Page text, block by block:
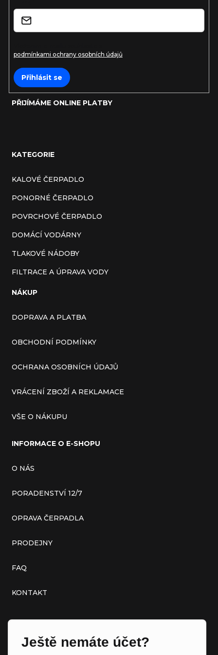
podmínkami ochrany osobních údajů
Přihlásit se
PŘIJÍMÁME ONLINE PLATBY
KATEGORIE
KALOVÉ ČERPADLO
PONORNÉ ČERPADLO
POVRCHOVÉ ČERPADLO
DOMÁCÍ VODÁRNY
TLAKOVÉ NÁDOBY
FILTRACE A ÚPRAVA VODY
NÁKUP
DOPRAVA A PLATBA
OBCHODNÍ PODMÍNKY
OCHRANA OSOBNÍCH ÚDAJŮ
VRÁCENÍ ZBOŽÍ A REKLAMACE
VŠE O NÁKUPU
INFORMACE O E-SHOPU
O NÁS
PORADENSTVÍ 12/7
OPRAVA ČERPADLA
PRODEJNY
FAQ
KONTAKT
Ještě nemáte účet?